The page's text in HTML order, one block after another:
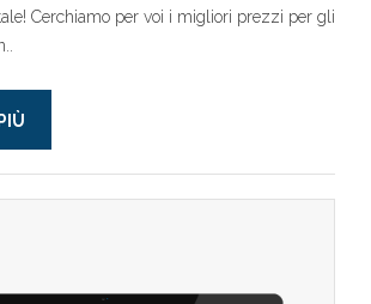
Cerchiamo per voi i migliori prezzi per gli